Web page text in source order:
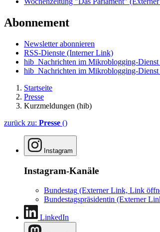
Abonnement
Newsletter abonnieren
RSS-Dienste (Interner Link)
hib_Nachrichten im Mikroblogging-
hib_Nachrichten im Mikroblogging-Dienst
Startseite
Presse
Kurzmeldungen (hib)
zurück zu: Presse ()
Instagram
Instagram-Kanäle
Bundestag (Externer Link, Link
Bundestagspräsidentin (Externer
LinkedIn